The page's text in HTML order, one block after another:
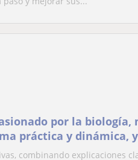
por la biología,
práctica y dinámica,
combinando explicaciones